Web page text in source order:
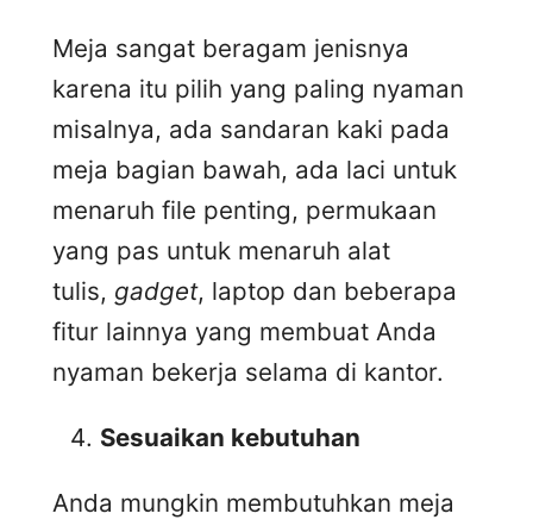
Meja sangat beragam jenisnya
karena itu pilih yang paling nyaman
misalnya, ada sandaran kaki pada
meja bagian bawah, ada laci untuk
menaruh file penting, permukaan
yang pas untuk menaruh alat
tulis, gadget, laptop dan beberapa
fitur lainnya yang membuat Anda
nyaman bekerja selama di kantor.
Sesuaikan kebutuhan
Anda mungkin membutuhkan meja